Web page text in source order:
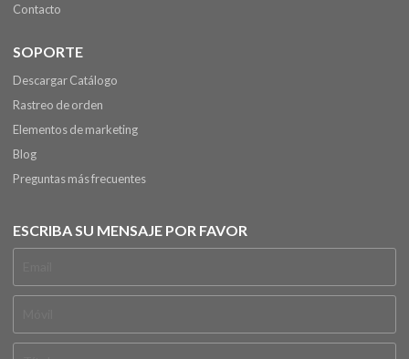
Contacto
SOPORTE
Descargar Catálogo
Rastreo de orden
Elementos de marketing
Blog
Preguntas más frecuentes
ESCRIBA SU MENSAJE POR FAVOR